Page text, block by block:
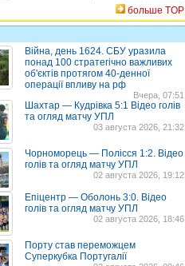
больше TOP
Війна, день 1624. СБУ уразила
понад 100 стратегічно важливих
об'єктів протягом 40-денної
операції впливу на рф
Вчера, 07:51
Шахтар — Кудрівка 5:1 Відео голів
та огляд матчу УПЛ
03 августа 2026, 21:32
Чорноморець — Полісся 1:2. Відео
голів та огляд матчу УПЛ
02 августа 2026, 19:12
Епіцентр — Оболонь 3:0. Відео
голів та огляд матчу УПЛ
02 августа 2026, 18:46
Порту став переможцем
Суперкубка Португалії